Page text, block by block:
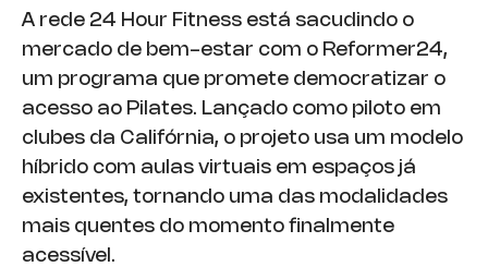
A rede 24 Hour Fitness está sacudindo o
mercado de bem-estar com o Reformer24,
um programa que promete democratizar o
acesso ao Pilates. Lançado como piloto em
clubes da Califórnia, o projeto usa um modelo
híbrido com aulas virtuais em espaços já
existentes, tornando uma das modalidades
mais quentes do momento finalmente
acessível.